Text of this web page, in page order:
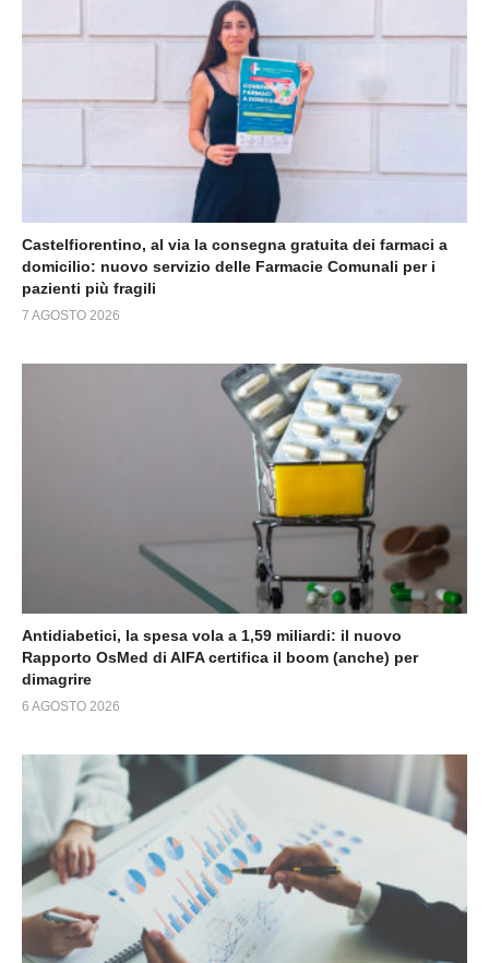
Castelfiorentino, al via la consegna gratuita dei farmaci a
domicilio: nuovo servizio delle Farmacie Comunali per i
pazienti più fragili
7 AGOSTO 2026
Antidiabetici, la spesa vola a 1,59 miliardi: il nuovo
Rapporto OsMed di AIFA certifica il boom (anche) per
dimagrire
6 AGOSTO 2026